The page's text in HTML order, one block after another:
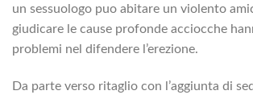
un sessuologo puo abitare un violento
giudicare le cause profonde acciocche
problemi nel difendere l’erezione.
Da parte verso ritaglio con l’aggiunta di